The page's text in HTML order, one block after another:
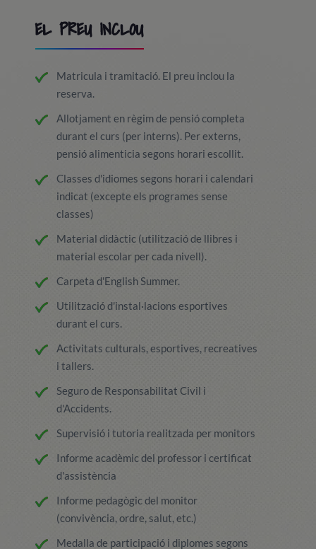
EL PREU INCLOU
Matricula i tramitació. El preu inclou la
reserva.
Allotjament en règim de pensió completa
durant el curs (per interns). Per externs,
pensió alimenticia segons horari escollit.
Classes d'idiomes segons horari i calendari
indicat (excepte els programes sense
classes)
Material didàctic (utilització de llibres i
material escolar per cada nivell).
Carpeta d'English Summer.
Utilització d'instal·lacions esportives
durant el curs.
Activitats culturals, esportives, recreatives
i tallers.
Seguro de Responsabilitat Civil i
d'Accidents.
Supervisió i tutoria realitzada per monitors
Informe acadèmic del professor i certificat
d'assistència
Informe pedagògic del monitor
(convivència, ordre, salut, etc.)
Medalla de participació i diplomes segons